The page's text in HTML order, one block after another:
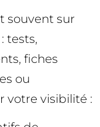
souvent sur
tests,
fiches
ou
votre visibilité :